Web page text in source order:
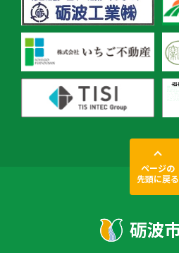
ページの
先頭に戻る